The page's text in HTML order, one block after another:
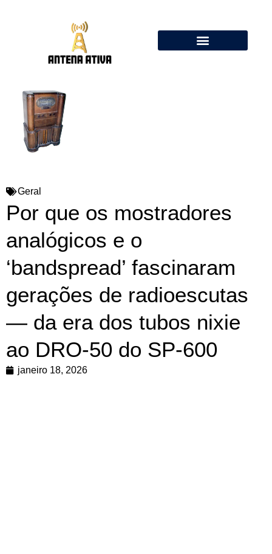
Geral
Por que os mostradores
analógicos e o
‘bandspread’ fascinaram
gerações de radioescutas
— da era dos tubos nixie
ao DRO‑50 do SP‑600
janeiro 18, 2026